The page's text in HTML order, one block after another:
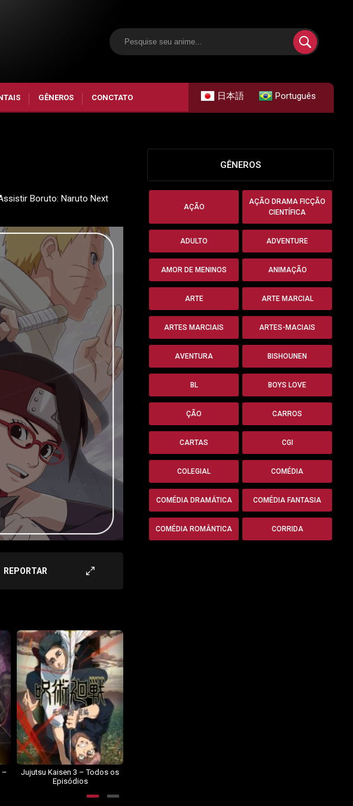
GÊNEROS CONCTATO 日本語 Português
Boruto: Naruto Next
REPORTAR
–
Jujutsu Kaisen 3 – Todos os
Episódios
GÊNEROS
AÇÃO
AÇÃO DRAMA FICÇÃO
CIENTÍFICA
ADULTO ADVENTURE
AMOR DE MENINOS ANIMAÇÃO
ARTE ARTE MARCIAL
ARTES MARCIAIS ARTES-MACIAIS
AVENTURA BISHOUNEN
BL BOYS LOVE
ÇÃO CARROS
CARTAS CGI
COLEGIAL COMÉDIA
COMÉDIA DRAMÁTICA COMÉDIA FANTASIA
COMÉDIA ROMÂNTICA CORRIDA